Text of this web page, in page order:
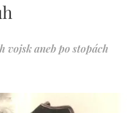
vojsk aneb po stopách